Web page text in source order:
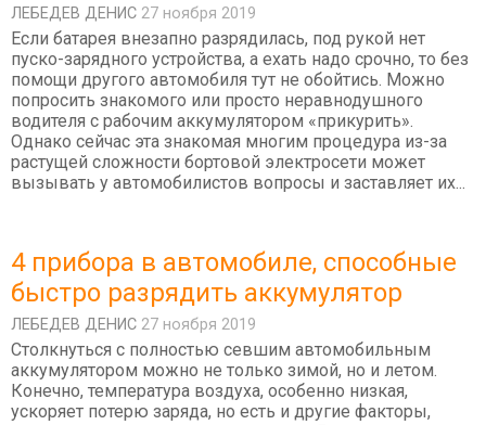
ЛЕБЕДEВ ДЕНИС 27 ноября 2019
Если батарея внезапно разрядилась, под рукой нет
пуско-зарядного устройства, а ехать надо срочно, то без
помощи другого автомобиля тут не обойтись. Можно
попросить знакомого или просто неравнодушного
водителя с рабочим аккумулятором «прикурить».
Однако сейчас эта знакомая многим процедура из-за
растущей сложности бортовой электросети может
вызывать у автомобилистов вопросы и заставляет их...
4 прибора в автомобиле, способные
быстро разрядить аккумулятор
ЛЕБЕДEВ ДЕНИС 27 ноября 2019
Столкнуться с полностью севшим автомобильным
аккумулятором можно не только зимой, но и летом.
Конечно, температура воздуха, особенно низкая,
ускоряет потерю заряда, но есть и другие факторы,